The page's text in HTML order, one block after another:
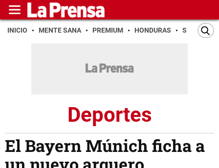
INICIO MENTE SANA PREMIUM HONDURAS SAN PEDRO
Deportes
El Bayern Múnich ficha a